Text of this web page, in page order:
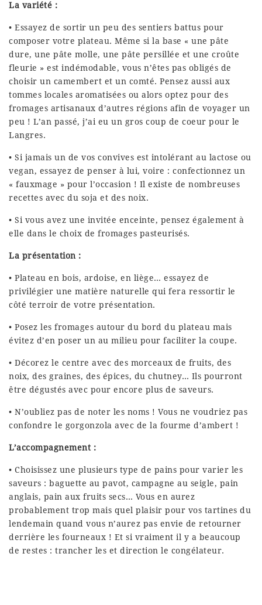
La variété :
• Essayez de sortir un peu des sentiers battus pour
composer votre plateau. Même si la base « une pâte
dure, une pâte molle, une pâte persillée et une croûte
fleurie » est indémodable, vous n’êtes pas obligés de
choisir un camembert et un comté. Pensez aussi aux
tommes locales aromatisées ou alors optez pour des
fromages artisanaux d’autres régions afin de voyager un
peu ! L’an passé, j’ai eu un gros coup de coeur pour le
Langres.
• Si jamais un de vos convives est intolérant au lactose ou
vegan, essayez de penser à lui, voire : confectionnez un
« fauxmage » pour l’occasion ! Il existe de nombreuses
recettes avec du soja et des noix.
• Si vous avez une invitée enceinte, pensez également à
elle dans le choix de fromages pasteurisés.
La présentation :
• Plateau en bois, ardoise, en liège… essayez de
privilégier une matière naturelle qui fera ressortir le
côté terroir de votre présentation.
• Posez les fromages autour du bord du plateau mais
évitez d’en poser un au milieu pour faciliter la coupe.
• Décorez le centre avec des morceaux de fruits, des
noix, des graines, des épices, du chutney… Ils pourront
être dégustés avec pour encore plus de saveurs.
• N’oubliez pas de noter les noms ! Vous ne voudriez pas
confondre le gorgonzola avec de la fourme d’ambert !
L’accompagnement :
• Choisissez une plusieurs type de pains pour varier les
saveurs : baguette au pavot, campagne au seigle, pain
anglais, pain aux fruits secs… Vous en aurez
probablement trop mais quel plaisir pour vos tartines du
lendemain quand vous n’aurez pas envie de retourner
derrière les fourneaux ! Et si vraiment il y a beaucoup
de restes : trancher les et direction le congélateur.